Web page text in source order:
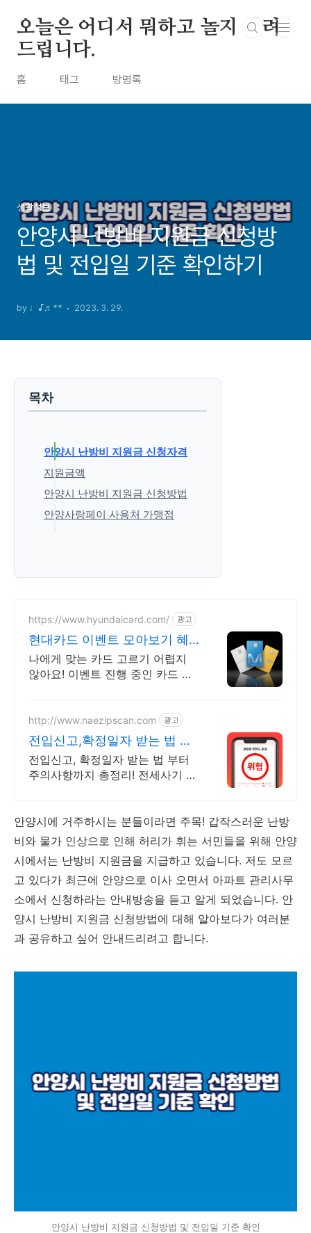
오늘은 어디서 뭐하고 놀지 알려
드립니다.
홈 태그 방명록
생활정보
안양시 난방비 지원금 신청방
법 및 전입일 기준 확인하기
by ♩♪♬** 2023. 3. 29.
목차
안양시 난방비 지원금 신청자격
지원금액
안양시 난방비 지원금 신청방법
안양사랑페이 사용처 가맹점
https://www.hyundaicard.com/ 광고
현대카드 이벤트 모아보기 혜
택별 추천카드
나에게 맞는 카드 고르기 어렵지
않아요! 이벤트 진행 중인 카드 한
http://www.naezipscan.com 광고
전입신고,확정일자 받는 법 보
다 안전한 주거생활을 위해
전입신고, 확정일자 받는 법 부터
주의사항까지 총정리! 전세사기 급
니다.
안양시에 거주하시는 분들이라면 주목! 갑작스러운 난방
비와 물가 인상으로 인해 허리가 휘는 서민들을 위해 안양
시에서는 난방비 지원금을 지급하고 있습니다. 저도 모르
고 있다가 최근에 안양으로 이사 오면서 아파트 관리사무
소에서 신청하라는 안내방송을 듣고 알게 되었습니다. 안
양시 난방비 지원금 신청방법에 대해 알아보다가 여러분
과 공유하고 싶어 안내드리려고 합니다.
안양시 난방비 지원금 신청방법 및 전입일 기준 확인